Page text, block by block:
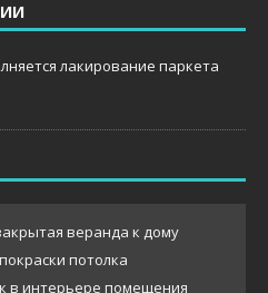
лакирование паркета